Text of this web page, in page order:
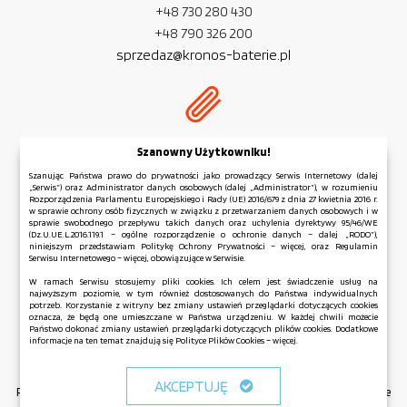
+48 730 280 430
+48 790 326 200
sprzedaz@kronos-baterie.pl
NIP:PL 954 279 77 32
REGON:381 583 006
Regulamin serwisu
Polityka Ochrony Prywatności
Polityka Plików Cookies
Mapa strony
Realizacja: Interprom.pl - Domeny premium, pozycjonowanie, responsywne
Szanowny Użytkowniku!
Szanując Państwa prawo do prywatności jako prowadzący Serwis Internetowy (dalej
„Serwis”) oraz Administrator danych osobowych (dalej „Administrator”), w rozumieniu
Rozporządzenia Parlamentu Europejskiego i Rady (UE) 2016/679 z dnia 27 kwietnia 2016 r.
w sprawie ochrony osób fizycznych w związku z przetwarzaniem danych osobowych i w
sprawie swobodnego przepływu takich danych oraz uchylenia dyrektywy 95/46/WE
(Dz.U.UE.L.2016.119.1 – ogólne rozporządzenie o ochronie danych – dalej „RODO”),
niniejszym przedstawiam Politykę Ochrony Prywatności – więcej, oraz Regulamin
Serwisu Internetowego – więcej, obowiązujące w Serwisie.
W ramach Serwisu stosujemy pliki cookies. Ich celem jest świadczenie usług na
najwyższym poziomie, w tym również dostosowanych do Państwa indywidualnych
potrzeb. Korzystanie z witryny bez zmiany ustawień przeglądarki dotyczących cookies
oznacza, że będą one umieszczane w Państwa urządzeniu. W każdej chwili możecie
Państwo dokonać zmiany ustawień przeglądarki dotyczących plików cookies. Dodatkowe
informacje na ten temat znajdują się Polityce Plików Cookies – więcej.
AKCEPTUJĘ